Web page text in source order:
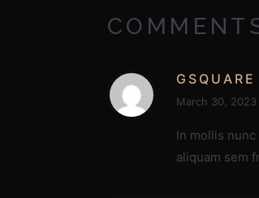
GSQUARE
March 30,
In mollis
aliquam sem